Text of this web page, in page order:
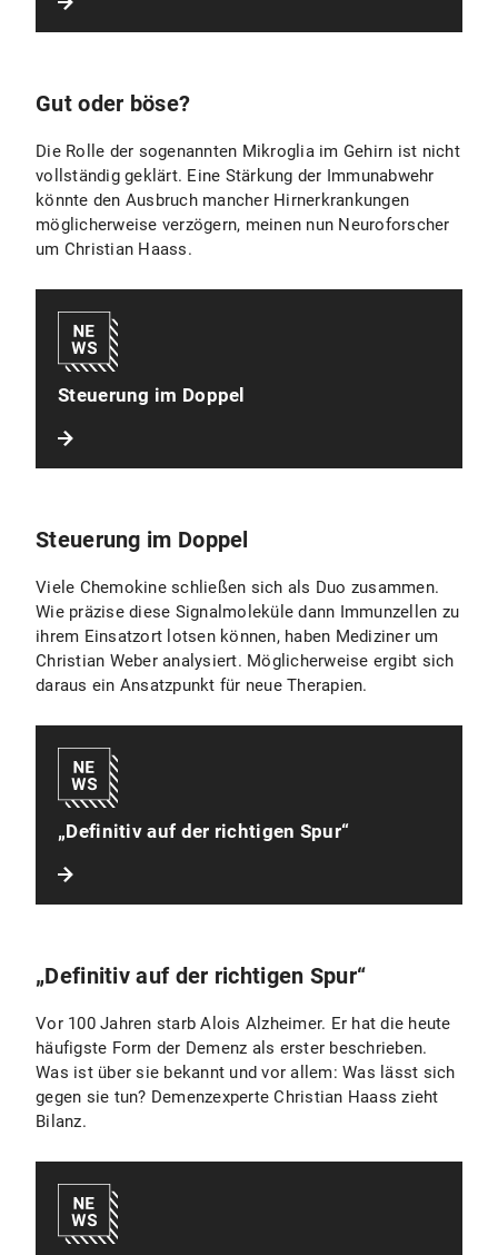
Gut oder böse?
Die Rolle der sogenannten Mikroglia im Gehirn ist nicht
vollständig geklärt. Eine Stärkung der Immunabwehr
könnte den Ausbruch mancher Hirnerkrankungen
möglicherweise verzögern, meinen nun Neuroforscher
um Christian Haass.
Steuerung im Doppel
Steuerung im Doppel
Viele Chemokine schließen sich als Duo zusammen.
Wie präzise diese Signalmoleküle dann Immunzellen zu
ihrem Einsatzort lotsen können, haben Mediziner um
Christian Weber analysiert. Möglicherweise ergibt sich
daraus ein Ansatzpunkt für neue Therapien.
„Definitiv auf der richtigen Spur“
„Definitiv auf der richtigen Spur“
Vor 100 Jahren starb Alois Alzheimer. Er hat die heute
häufigste Form der Demenz als erster beschrieben.
Was ist über sie bekannt und vor allem: Was lässt sich
gegen sie tun? Demenzexperte Christian Haass zieht
Bilanz.